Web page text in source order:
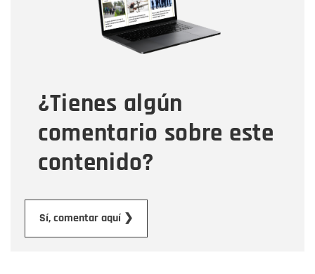
¿Tienes algún
comentario sobre este
contenido?
Sí, comentar aquí ❯
Tipo de comentario
Mensaje